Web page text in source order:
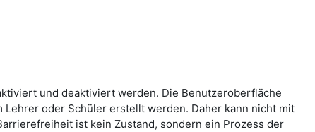
und deaktiviert werden. Die Benutzeroberfläche
oder Schüler erstellt werden. Daher kann nicht mit
ist kein Zustand, sondern ein Prozess der